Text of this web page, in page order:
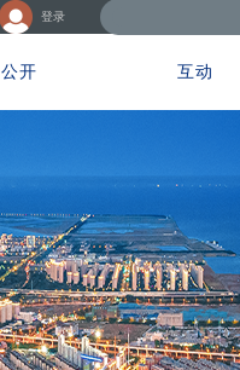
登录
公开 互动